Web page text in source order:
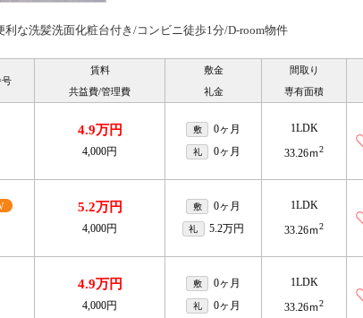
利な洗髪洗面化粧台付き/コンビニ徒歩1分/D-room物件
号
賃料
共益費/管理費
敷金
礼金
間取り
専有面積
4.9万円
4,000円
敷 0ヶ月
礼 0ヶ月
1LDK
33.26ｍ2
5.2万円
4,000円
敷 0ヶ月
礼 5.2万円
1LDK
33.26ｍ2
4.9万円
4,000円
敷 0ヶ月
礼 0ヶ月
1LDK
33.26ｍ2